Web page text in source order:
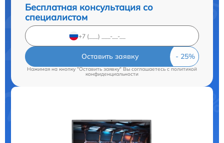
Бесплатная консультация со
специалистом
Оставить заявку
Нажимая на кнопку "Оставить заявку" Вы соглашаетесь cполитикой
конфиденциальности